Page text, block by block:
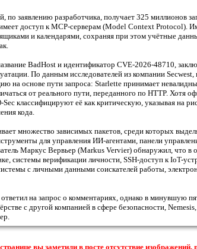
по заявлению разработчика, получает 325 миллионов
доступ к MCP-серверам (Model Context Protocol).
и календарями, сохраняя при этом учётные
BadHost и идентификатор CVE-2026-48710,
По данным исследователей из компании Secwest,
на основе пути запроса: Starlette принимает
от реального пути, переданного по HTTP. Хотя
классифицируют её как критическую, указывая на
кода.
множество зависимых пакетов, среди которых
для управления ИИ-агентами, панели
Маркус Вервьер (Markus Vervier) обнаружил, что
системы верификации личности, SSH-доступ к IoT-
с личными данными соискателей работы,
на запрос о комментариях, однако в минувшую
с другой компанией в сфере безопасности,
вы заметили в посте отсутствие